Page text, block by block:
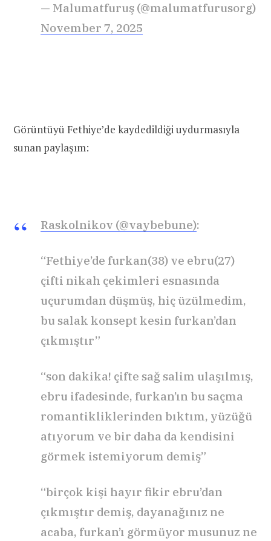
— Malumatfuruş (@malumatfurusorg)
November 7, 2025
Görüntüyü Fethiye’de kaydedildiği uydurmasıyla
sunan paylaşım:
Raskolnikov (@vaybebune):
“Fethiye’de furkan(38) ve ebru(27)
çifti nikah çekimleri esnasında
uçurumdan düşmüş, hiç üzülmedim,
bu salak konsept kesin furkan’dan
çıkmıştır”
“son dakika! çifte sağ salim ulaşılmış,
ebru ifadesinde, furkan’ın bu saçma
romantikliklerinden bıktım, yüzüğü
atıyorum ve bir daha da kendisini
görmek istemiyorum demiş”
“birçok kişi hayır fikir ebru’dan
çıkmıştır demiş, dayanağınız ne
acaba, furkan’ı görmüyor musunuz ne